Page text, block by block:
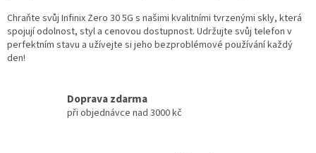
Chraňte svůj Infinix Zero 30 5G s našimi kvalitními tvrzenými skly, která
spojují odolnost, styl a cenovou dostupnost. Udržujte svůj telefon v
perfektním stavu a užívejte si jeho bezproblémové používání každý
den!
Doprava zdarma
při objednávce nad 3000 kč